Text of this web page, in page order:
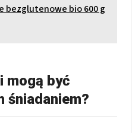
bezglutenowe bio 600 g
mogą być
śniadaniem?